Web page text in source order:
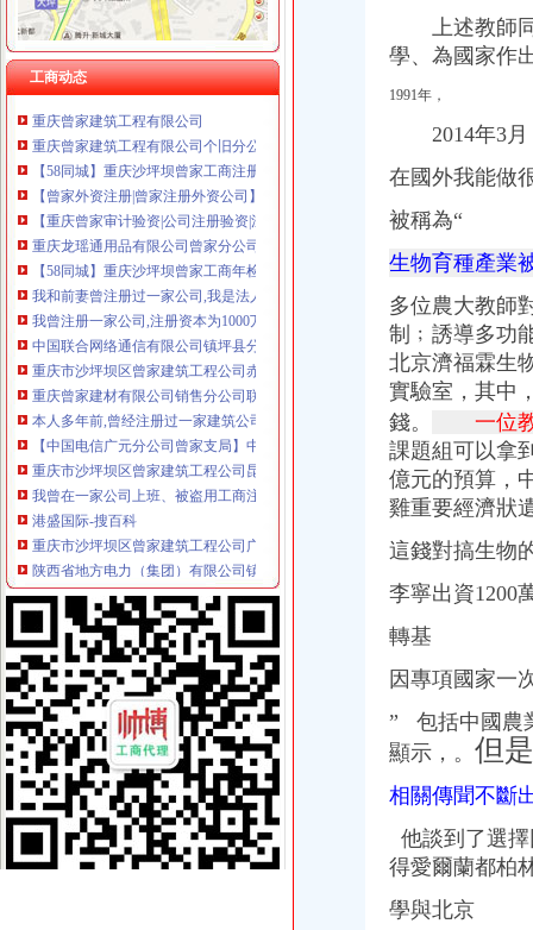
工商动态
重庆曾家建筑工程有限公司_【电话地址_招聘信息_注册信息_信用信息
【曾家公司注册|曾家公司注册代理】-今题曾家公司注册网
【重庆曾家外资公司注册|香港公司注册|离岸公司注册】-重庆赶集网
重庆曾家建筑工程有限公司
【58同城】重庆沙坪坝曾家工商注册_公司注册代理_代办注册公司价格
【重庆曾家审计验资|公司注册验资|注册公司验资】-重庆赶集网
重庆龙瑶通用品有限公司曾家分公司_【电话地址_招聘信息_注册
【58同城】重庆沙坪坝曾家工商年检_工商营业执照年检
我和前妻曾注册过一家公司,我是法人,她是股东,但只有我实际运营
中国联合网络通信有限公司镇坪县分公司曾家营业部联系方式_信用报
重庆曾家建材有限公司销售分公司联系方式_信用报告_工商信息-启信宝
本人多年前,曾经注册过一家建筑公司,多年都未年检,因财务人员现
【中国电信广元分公司曾家支局】中国电信广元分公司曾家支局电话,
重庆市沙坪坝区曾家建筑工程公司昆明分公司联系方式_信用报告_工商
我曾在一家公司上班、被盗用工商注册法人、监视、自然人、
中百仓储超市有限公司重庆分公司曾家店_【信用信息_诉讼信息_财务
顺丰速运重庆有限公司曾家营业部
万科入雄安是第一家在雄安注册分公司的房企_网易财经
我曾在一家公司上班、被盗用工商注册法人、监视、自然人、
镇坪县永祥水力发电有限公司曾家冠石水电站_【信用信息_诉讼信息
“世合系”掌舵者存多个身份年内曾密集注册多家公司|每经App
新邵县曾家院子建筑劳务有限公司_黄页简介_地址电话-众网
重庆中油迅发实业有限公司曾家服务区加油站
德江曾家花椒种植基地_【电话地址_招聘信息_注册信息_信用信息_诉
重庆市沙坪坝区曾家综合商店百货一门市_【电话地址_招聘信息_注册
广西新宇建设项目管理有限公司柳城县东泉镇曾家屯移民新村、东方红
中国移动通信集团陕西有限公司镇坪分公司曾家营业厅_黄页简介_地址
“世合系”掌舵者存多个身份年内曾密集注册多家公司|每经App
中邮保险浙江分公司总经理曾家春|保险|产品|保险业_新浪财经_新浪网
上述教師同
學、為國家作
1991年，
2014年3
在國外我能做
被稱為“
生物育種產業
多位農大教師
制﹔誘導多功
北京濟福霖生
實驗室，其中
錢。
一位教
課題組可以拿
億元的預算，
雞重要經濟狀
這錢對搞生物
李寧出資1200
轉基
因專項國家
” 包括中國農
顯示，。 但
相關傳聞不斷
他談到了選
得愛爾蘭都柏
學與北京